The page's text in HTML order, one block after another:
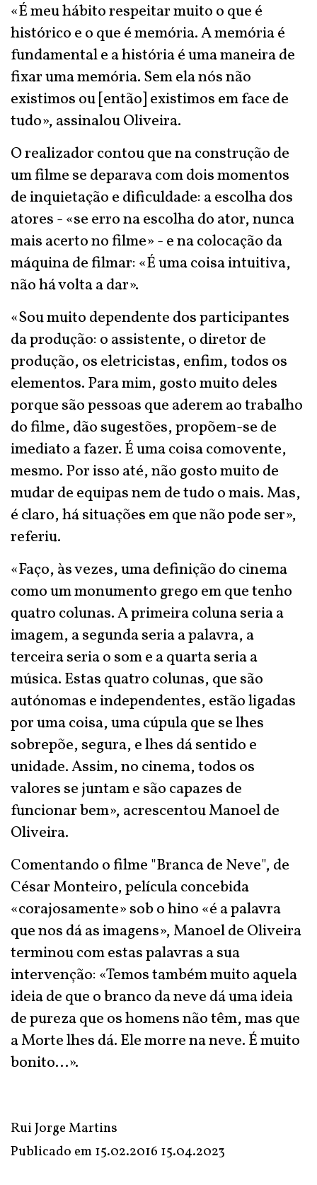
«É meu hábito respeitar muito o que é
histórico e o que é memória. A memória é
fundamental e a história é uma maneira de
fixar uma memória. Sem ela nós não
existimos ou [então] existimos em face de
tudo», assinalou Oliveira.
O realizador contou que na construção de
um filme se deparava com dois momentos
de inquietação e dificuldade: a escolha dos
atores - «se erro na escolha do ator, nunca
mais acerto no filme» - e na colocação da
máquina de filmar: «É uma coisa intuitiva,
não há volta a dar».
«Sou muito dependente dos participantes
da produção: o assistente, o diretor de
produção, os eletricistas, enfim, todos os
elementos. Para mim, gosto muito deles
porque são pessoas que aderem ao trabalho
do filme, dão sugestões, propõem-se de
imediato a fazer. É uma coisa comovente,
mesmo. Por isso até, não gosto muito de
mudar de equipas nem de tudo o mais. Mas,
é claro, há situações em que não pode ser»,
referiu.
«Faço, às vezes, uma definição do cinema
como um monumento grego em que tenho
quatro colunas. A primeira coluna seria a
imagem, a segunda seria a palavra, a
terceira seria o som e a quarta seria a
música. Estas quatro colunas, que são
autónomas e independentes, estão ligadas
por uma coisa, uma cúpula que se lhes
sobrepõe, segura, e lhes dá sentido e
unidade. Assim, no cinema, todos os
valores se juntam e são capazes de
funcionar bem», acrescentou Manoel de
Oliveira.
Comentando o filme "Branca de Neve", de
César Monteiro, película concebida
«corajosamente» sob o hino «é a palavra
que nos dá as imagens», Manoel de Oliveira
terminou com estas palavras a sua
intervenção: «Temos também muito aquela
ideia de que o branco da neve dá uma ideia
de pureza que os homens não têm, mas que
a Morte lhes dá. Ele morre na neve. É muito
bonito…».
Rui Jorge Martins
Publicado em 15.02.2016 15.04.2023